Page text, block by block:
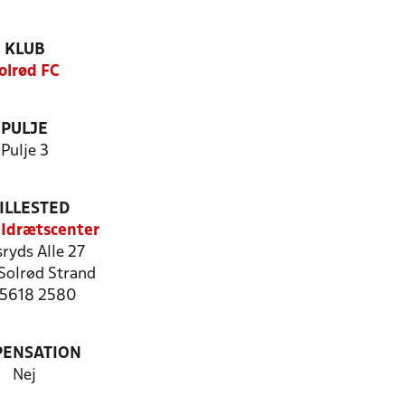
KLUB
FC
PULJE
Pulje 3
Idrætscenter
Alle 27
Strand
5618 2580
Nej